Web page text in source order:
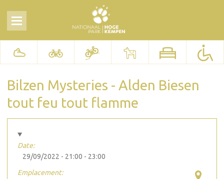
Bilzen Mysteries - Alden Biesen
tout feu tout flamme
Date:
29/09/2022 - 21:00 - 23:00
Emplacement: